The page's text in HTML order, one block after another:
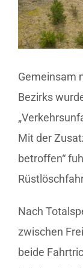
Gemeinsam
Bezirks
Mit der
betroffen“
Nach
zwischen
beide